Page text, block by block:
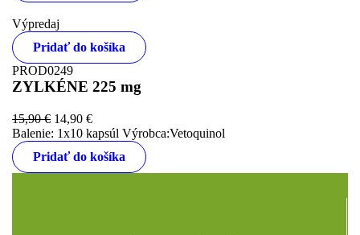
Výpredaj
Pridať do košíka
PROD0249
ZYLKÉNE 225 mg
15,90€ 14,90 €
Balenie: 1x10 kapsúl Výrobca:Vetoquinol
Pridať do košíka